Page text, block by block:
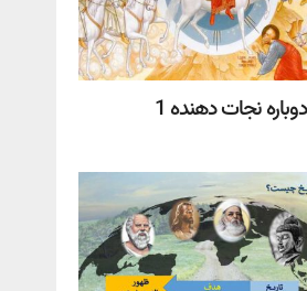
نجات دهنده 1